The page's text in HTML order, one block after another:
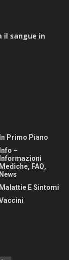
il sangue in
In Primo Piano
Info –
Informazioni
Mediche, FAQ,
News
Malattie E Sintomi